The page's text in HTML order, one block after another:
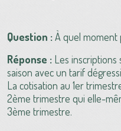
Question :À quel moment
Réponse : Les
saison avec un tarif
La cotisation au 1er
2ème trimestre qui elle-
3ème trimestre.